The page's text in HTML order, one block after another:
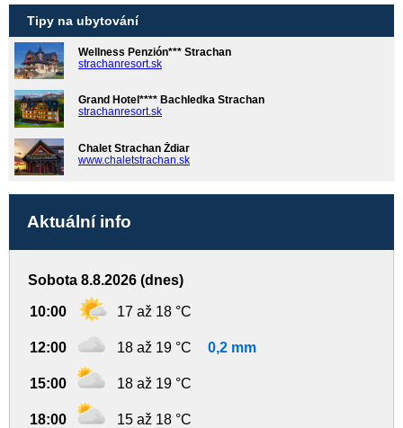
Tipy na ubytování
Wellness Penzión*** Strachan
strachanresort.sk
Grand Hotel**** Bachledka Strachan
strachanresort.sk
Chalet Strachan Ždiar
www.chaletstrachan.sk
Aktuální info
Sobota 8.8.2026 (dnes)
10:00 17 až 18 °C
12:00 18 až 19 °C 0,2 mm
15:00 18 až 19 °C
18:00 15 až 18 °C